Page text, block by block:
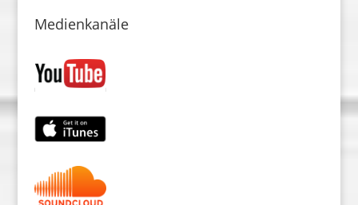
Medienkanäle